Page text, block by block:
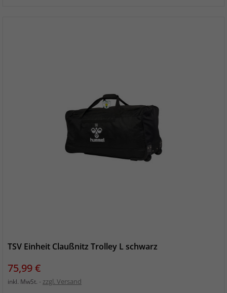
TSV Einheit Claußnitz Trolley L schwarz
Preis
75,99 €
inkl. MwSt. zzgl. Versand